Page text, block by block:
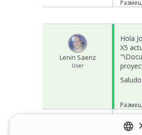
Lenin Saenz
User
Hola
X5
¡¡¡